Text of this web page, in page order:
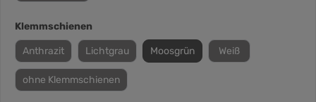
Klemmschienen
Anthrazit Lichtgrau Moosgrün Weiß
ohne Klemmschienen